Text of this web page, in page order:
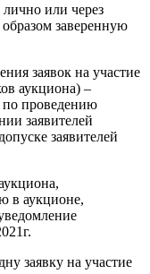
или через
заверенную
заявок на участие
аукциона) –
по проведению
заявителей
заявителей
в аукционе,
заявку на участие